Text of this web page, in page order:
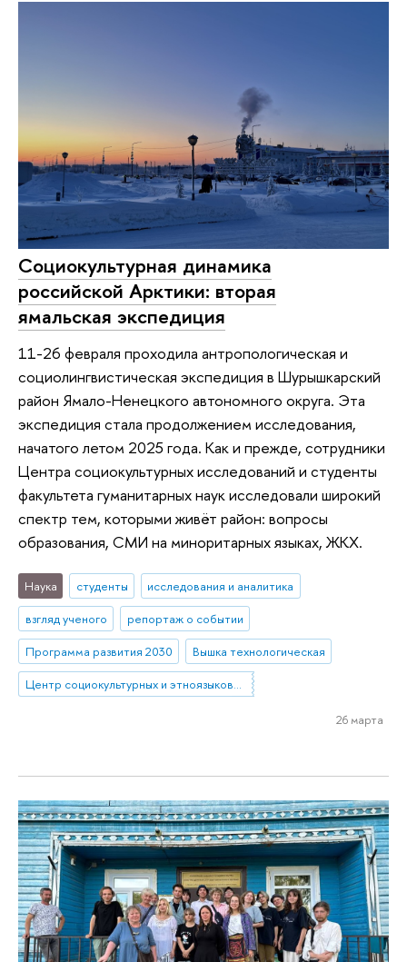
Социокультурная динамика
российской Арктики: вторая
ямальская экспедиция
11-26 февраля проходила антропологическая и
социолингвистическая экспедиция в Шурышкарский
район Ямало-Ненецкого автономного округа. Эта
экспедиция стала продолжением исследования,
начатого летом 2025 года. Как и прежде, сотрудники
Центра социокультурных исследований и студенты
факультета гуманитарных наук исследовали широкий
спектр тем, которыми живёт район: вопросы
образования, СМИ на миноритарных языках, ЖКХ.
Наука студенты
исследования и аналитика
взгляд ученого
репортаж о событии
Программа развития 2030
Вышка технологическая
Центр социокультурных и этноязыковых исследований
26 марта